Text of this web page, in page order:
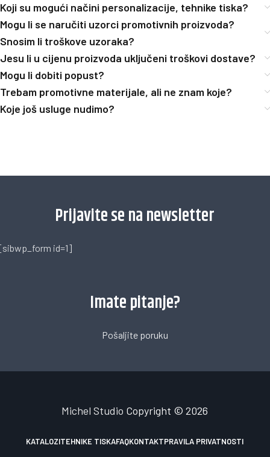
Koji su mogući načini personalizacije, tehnike tiska?
Mogu li se naručiti uzorci promotivnih proizvoda?
Snosim li troškove uzoraka?
Jesu li u cijenu proizvoda uključeni troškovi dostave?
Mogu li dobiti popust?
Trebam promotivne materijale, ali ne znam koje?
Koje još usluge nudimo?
Prijavite se na newsletter
id=1]
Imate pitanje?
Pošaljite poruku
Michel Studio Copyright © 2026
KATALOZITEHNIKE TISKAFAQKONTAKTPRAVILA PRIVATNOSTI